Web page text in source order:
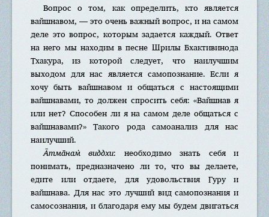
Вопрос о том, как определить, кто является
вайшнавом, — это очень важный вопрос, и на самом
деле это вопрос, которым задается каждый. Ответ
на него мы находим в песне Шрилы Бхактивинода
Тхакура, из которой следует, что наилучшим
выходом для нас является самопознание. Если я
хочу быть вайшнавом и общаться с настоящими
вайшнавами, то должен спросить себя: «Вайшнав я
или нет? Способен ли я на самом деле общаться с
вайшнавами?» Такого рода самоанализ для нас
наилучший.
А̄тма̄нам̇ виддхи: необходимо знать себя и
понимать, предназначено ли то, что вы делаете,
едите или отдаете, для удовольствия Гуру и
вайшнава. Для нас это лучший вид самопознания и
самосознания, и благодаря ему мы будем двигаться